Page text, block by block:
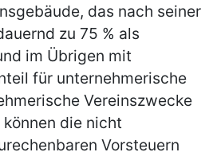
das nach seiner
zu 75 % als
im Übrigen mit
für unternehmerische
Vereinszwecke
die nicht
Vorsteuern